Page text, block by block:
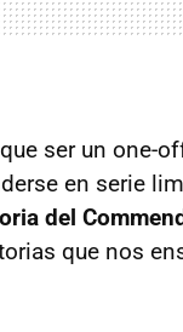
ser un one-
en serie
del
que nos